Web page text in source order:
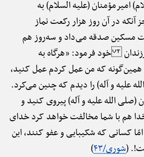
امیرمؤمنان (علیه السلام) به
در آن روز هزار رکعت نماز
صدقه می‌داد و سه‌روز هم
خود فرمود: «هرگاه به
که من عمل کردم عمل کنید،
علیه و آله) را دیدم که چنین می‌کرد.
(صلی الله علیه و آله) پیروی کنید و
هم با شما مخالفت خواهد کرد خدای
کسانی که شکیبایی و عفو کنند، این
(شوری/۴۳ )